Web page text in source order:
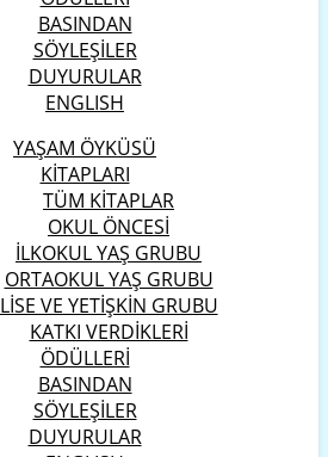
BASINDAN
SÖYLEŞİLER
DUYURULAR
ENGLISH
YAŞAM ÖYKÜSÜ
KİTAPLARI
TÜM KİTAPLAR
OKUL ÖNCESİ
İLKOKUL YAŞ GRUBU
ORTAOKUL YAŞ GRUBU
LİSE VE YETİŞKİN GRUBU
KATKI VERDİKLERİ
ÖDÜLLERİ
BASINDAN
SÖYLEŞİLER
DUYURULAR